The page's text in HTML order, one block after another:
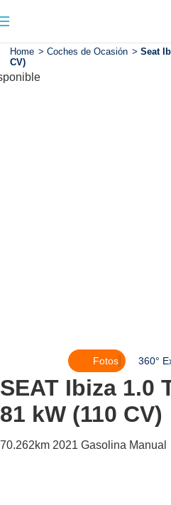
Home > Coches de Ocasión > Seat
CV)
Fotos 360°
SEAT Ibiza 1.0
81 kW (110 CV)
70.262km 2021 Gasolina Manual